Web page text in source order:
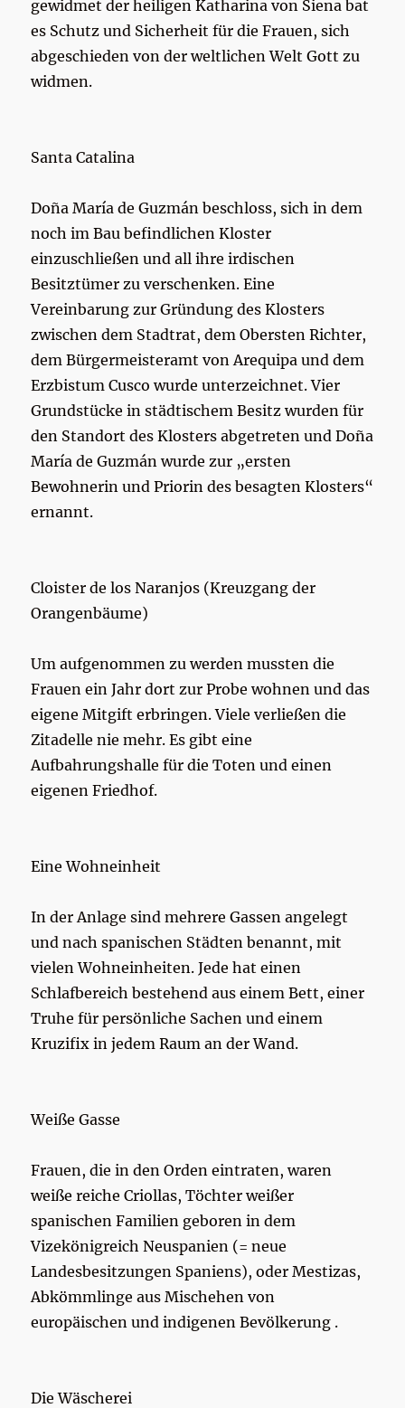
gewidmet der heiligen Katharina von Siena bat
es Schutz und Sicherheit für die Frauen, sich
abgeschieden von der weltlichen Welt Gott zu
widmen.
Santa Catalina
Doña María de Guzmán beschloss, sich in dem
noch im Bau befindlichen Kloster
einzuschließen und all ihre irdischen
Besitztümer zu verschenken. Eine
Vereinbarung zur Gründung des Klosters
zwischen dem Stadtrat, dem Obersten Richter,
dem Bürgermeisteramt von Arequipa und dem
Erzbistum Cusco wurde unterzeichnet. Vier
Grundstücke in städtischem Besitz wurden für
den Standort des Klosters abgetreten und Doña
María de Guzmán wurde zur „ersten
Bewohnerin und Priorin des besagten Klosters“
ernannt.
Cloister de los Naranjos (Kreuzgang der
Orangenbäume)
Um aufgenommen zu werden mussten die
Frauen ein Jahr dort zur Probe wohnen und das
eigene Mitgift erbringen. Viele verließen die
Zitadelle nie mehr. Es gibt eine
Aufbahrungshalle für die Toten und einen
eigenen Friedhof.
Eine Wohneinheit
In der Anlage sind mehrere Gassen angelegt
und nach spanischen Städten benannt, mit
vielen Wohneinheiten. Jede hat einen
Schlafbereich bestehend aus einem Bett, einer
Truhe für persönliche Sachen und einem
Kruzifix in jedem Raum an der Wand.
Weiße Gasse
Frauen, die in den Orden eintraten, waren
weiße reiche Criollas, Töchter weißer
spanischen Familien geboren in dem
Vizekönigreich Neuspanien (= neue
Landesbesitzungen Spaniens), oder Mestizas,
Abkömmlinge aus Mischehen von
europäischen und indigenen Bevölkerung .
Die Wäscherei